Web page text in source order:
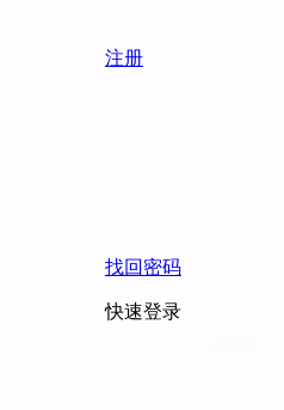
注册
找回密码
快速登录